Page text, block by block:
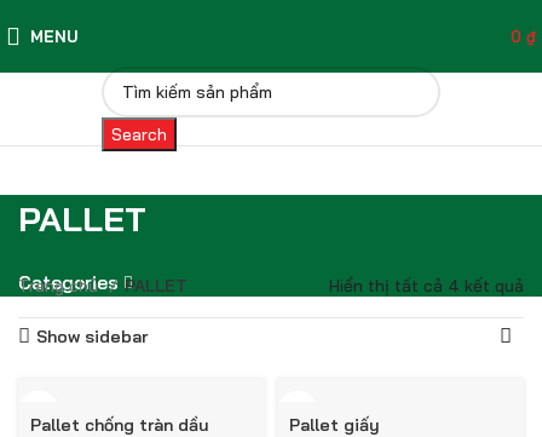
MENU 0 ₫
Search
PALLET
Categories
Trang chủ PALLET Hiển thị tất cả 4 kết quả
Show sidebar
Pallet chống tràn dầu Pallet giấy